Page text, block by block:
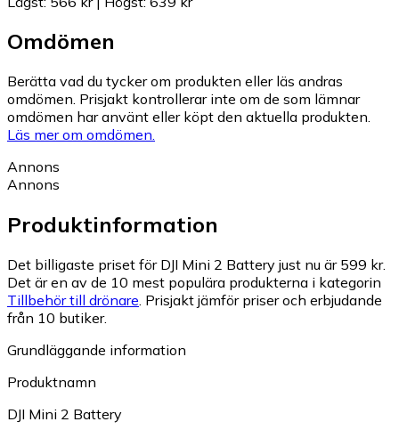
Omdömen
Berätta vad du tycker om produkten eller läs andras
omdömen. Prisjakt kontrollerar inte om de som lämnar
omdömen har använt eller köpt den aktuella produkten.
Läs mer om omdömen.
Annons
Annons
Produktinformation
Det billigaste priset för DJI Mini 2 Battery just nu är 599 kr.
Det är en av de 10 mest populära produkterna i kategorin
Tillbehör till drönare. Prisjakt jämför priser och erbjudande
från 10 butiker.
Grundläggande information
Produktnamn
DJI Mini 2 Battery